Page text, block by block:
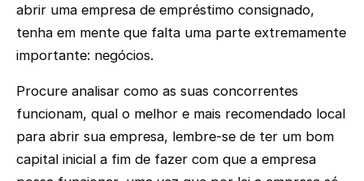
abrir uma empresa de empréstimo consignado,
tenha em mente que falta uma parte extremamente
importante: negócios.
Procure analisar como as suas concorrentes
funcionam, qual o melhor e mais recomendado local
para abrir sua empresa, lembre-se de ter um bom
capital inicial a fim de fazer com que a empresa